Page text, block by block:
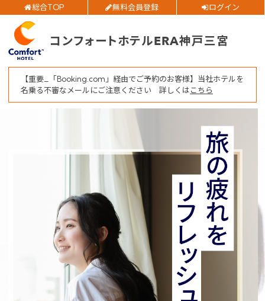
総合TOP 無料会員登録 ログイン
コンフォートホテルERA神戸三宮
チェックアウト日
部屋数
大人人数
1室あたり
空室検索
会員特典のご案内
会員登録 ログイン
予約確認・変更・キャンセル
特別優待会員様 交通＋宿泊プラン
【重要_「Booking.com」経由でご予約のお客様】当社ホテルを
名乗る不審なメールにご注意ください 詳しくはこちら
ご予約確認・変更・キャンセルフォーム
公式Webサイトからのご予約
閉じる